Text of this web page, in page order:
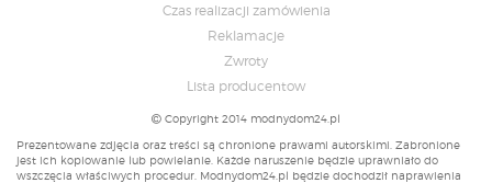
Czas realizacji zamówienia
Reklamacje
Zwroty
Lista producentow
Copyright 2014 modnydom24.pl
Prezentowane zdjęcia oraz treści są chronione prawami autorskimi. Zabronione
jest ich kopiowanie lub powielanie. Każde naruszenie będzie uprawniało do
wszczęcia właściwych procedur. Modnydom24.pl będzie dochodził naprawienia